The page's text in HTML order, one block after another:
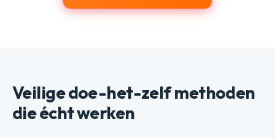
Veilige doe-het-zelf methoden
die écht werken